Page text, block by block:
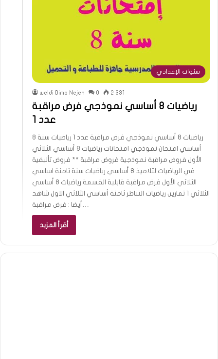
سنوات الإعدادي
weldi Dima Nejeh 0 2 331
رياضيات 8 أساسي نموذجي فرض مراقبة
عدد 1
رياضيات 8 أساسي نموذجي فرض مراقبة عدد 1 رياضيات سنة 8
أساسي امتحان نموذجي امتحانات رياضيات 8 أساسي الثلاثي
الأول فروض مراقبة نموذجية فروض مراقبة ** فروض تأليفية
في الرياضيات لتلاميذ 8 أساسي رياضيات سنة ثامنة اساسي
الثلاثي الأول فرض مراقبة قابلية القسمة رياضيات 8 أساسي
الثلاثي 1 تمارين رياضيات التناظر ثامنة أساسي الثلاثي الاول شاهد
أقرأ المزيد